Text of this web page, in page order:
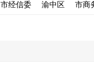
市经信委 渝中区 市商